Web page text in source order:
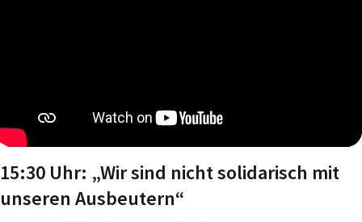
15:30 Uhr: „Wir sind nicht solidarisch mit
unseren Ausbeutern“